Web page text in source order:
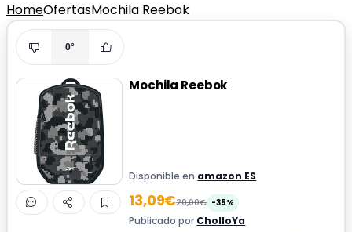
HomeOfertasMochila Reebok
0°
Mochila Reebok
Disponible en amazon ES
13,09€20,00€ -35%
Publicado por CholloYa